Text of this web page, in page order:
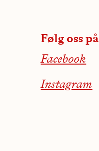
Følg oss på
Facebook
Instagram